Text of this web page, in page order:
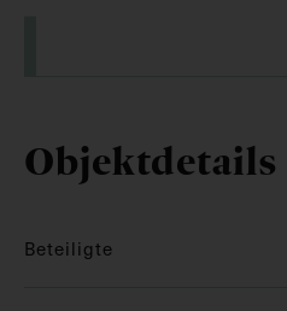
Objektdetails
Beteiligte